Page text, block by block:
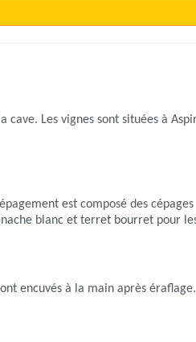
Les vignes sont situées à
est composé des cépages
blanc et terret bourret pour
encuvés à la main après